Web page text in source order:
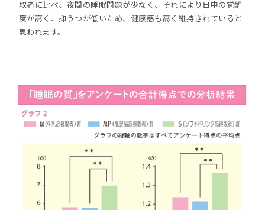
取者に比べ、夜間の睡眠問題が少なく、それにより日中の覚醒
度が高く、抑うつが低いため、健康感も高く維持されていると
思われます。